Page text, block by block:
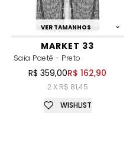
VER TAMANHOS
MARKET 33
Saia Paetê - Preto
R$ 359,00R$ 162,90
2 X R$ 81,45
WISHLIST